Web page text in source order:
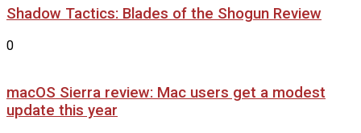
Shadow Tactics: Blades of the Shogun Review
0
macOS Sierra review: Mac users get a modest
update this year